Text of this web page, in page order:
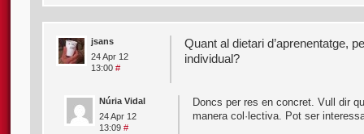
jsans
24 Apr 12
13:00 #
Quant al dietari d’aprenentatge,
individual?
Núria Vidal
24 Apr 12
13:09 #
Doncs per res en concret. Vull dir
manera col·lectiva. Pot ser